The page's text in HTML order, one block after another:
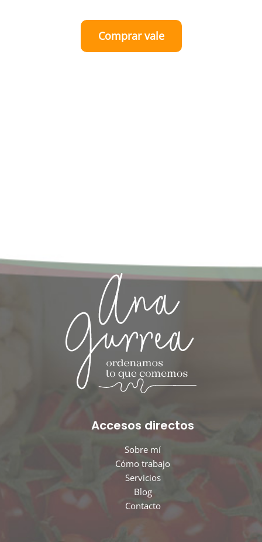
Comprar vale
Accesos directos
Sobre mí
Cómo trabajo
Servicios
Blog
Contacto